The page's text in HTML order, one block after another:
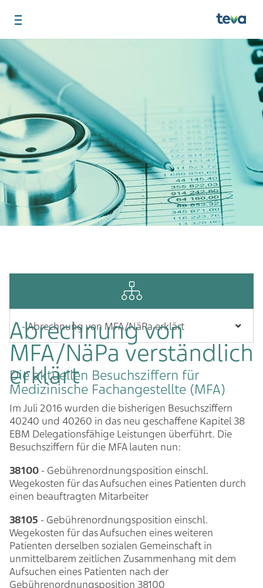
Abrechnung von
MFA/NäPa verständlich
erklärt
Die aktuellen Besuchsziffern für
Medizinische Fachangestellte (MFA)
Im Juli 2016 wurden die bisherigen Besuchsziffern
40240 und 40260 in das neu geschaffene Kapitel 38
EBM Delegationsfähige Leistungen überführt. Die
Besuchsziffern für die MFA lauten nun:
38100 - Gebührenordnungsposition einschl.
Wegekosten für das Aufsuchen eines Patienten durch
einen beauftragten Mitarbeiter
38105 - Gebührenordnungsposition einschl.
Wegekosten für das Aufsuchen eines weiteren
Patienten derselben sozialen Gemeinschaft in
unmittelbarem zeitlichen Zusammenhang mit dem
Aufsuchen eines Patienten nach der
Gebührenordnungsposition 38100